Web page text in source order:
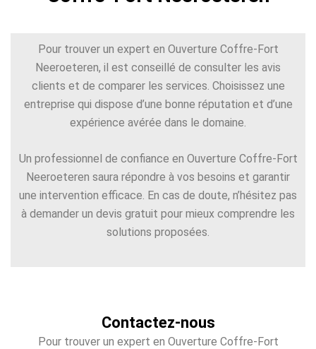
Pour trouver un expert en Ouverture Coffre-Fort
Neeroeteren, il est conseillé de consulter les avis
clients et de comparer les services. Choisissez une
entreprise qui dispose d’une bonne réputation et d’une
expérience avérée dans le domaine.
Un professionnel de confiance en Ouverture Coffre-Fort
Neeroeteren saura répondre à vos besoins et garantir
une intervention efficace. En cas de doute, n’hésitez pas
à demander un devis gratuit pour mieux comprendre les
solutions proposées.
Contactez-nous
Pour trouver un expert en Ouverture Coffre-Fort